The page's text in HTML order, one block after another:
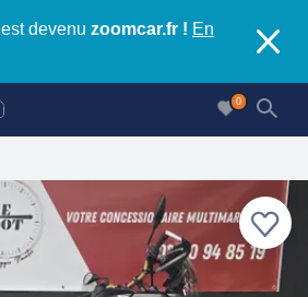
est devenu zoomcar.fr ! En
0